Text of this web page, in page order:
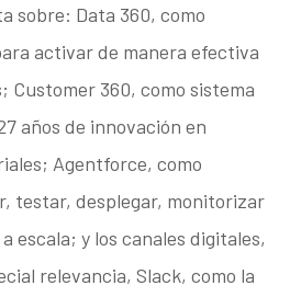
sobre: Data 360, como
activar de manera efectiva
Customer 360, como sistema
años de innovación en
Agentforce, como
testar, desplegar, monitorizar
escala; y los canales digitales,
relevancia, Slack, como la